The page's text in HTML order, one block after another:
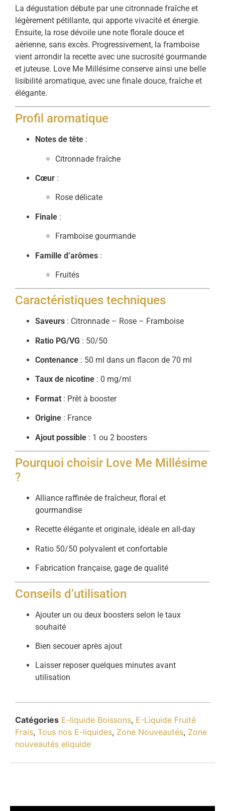
La dégustation débute par une citronnade fraîche et
légèrement pétillante, qui apporte vivacité et énergie.
Ensuite, la rose dévoile une note florale douce et
aérienne, sans excès. Progressivement, la framboise
vient arrondir la recette avec une sucrosité gourmande
et juteuse. Love Me Millésime conserve ainsi une belle
lisibilité aromatique, avec une finale douce, fraîche et
élégante.
Profil aromatique
Notes de tête :
Citronnade fraîche
Cœur :
Rose délicate
Finale :
Framboise gourmande
Famille d’arômes :
Fruités
Caractéristiques techniques
Saveurs : Citronnade – Rose – Framboise
Ratio PG/VG : 50/50
Contenance : 50 ml dans un flacon de 70 ml
Taux de nicotine : 0 mg/ml
Format : Prêt à booster
Origine : France
Ajout possible : 1 ou 2 boosters
Pourquoi choisir Love Me Millésime
?
Alliance raffinée de fraîcheur, floral et
gourmandise
Recette élégante et originale, idéale en all-day
Ratio 50/50 polyvalent et confortable
Fabrication française, gage de qualité
Conseils d’utilisation
Ajouter un ou deux boosters selon le taux
souhaité
Bien secouer après ajout
Laisser reposer quelques minutes avant
utilisation
Catégories E-liquide Boissons, E-Liquide Fruité
Frais, Tous nos E-liquides, Zone Nouveautés, Zone
nouveautés eliquide